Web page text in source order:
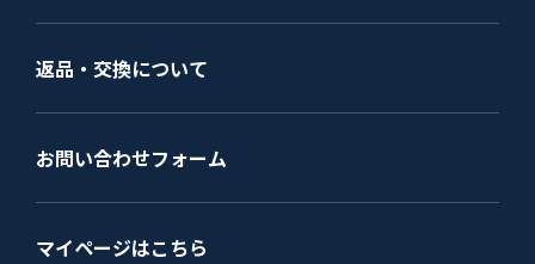
返品・交換について
お問い合わせフォーム
マイページはこちら